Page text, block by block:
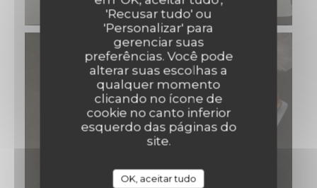
'Recusar tudo' ou
'Personalizar' para
gerenciar suas
preferências. Você pode
alterar suas escolhas a
qualquer momento
clicando no ícone de
cookie no canto inferior
esquerdo das páginas do
site.
OK, aceitar tudo